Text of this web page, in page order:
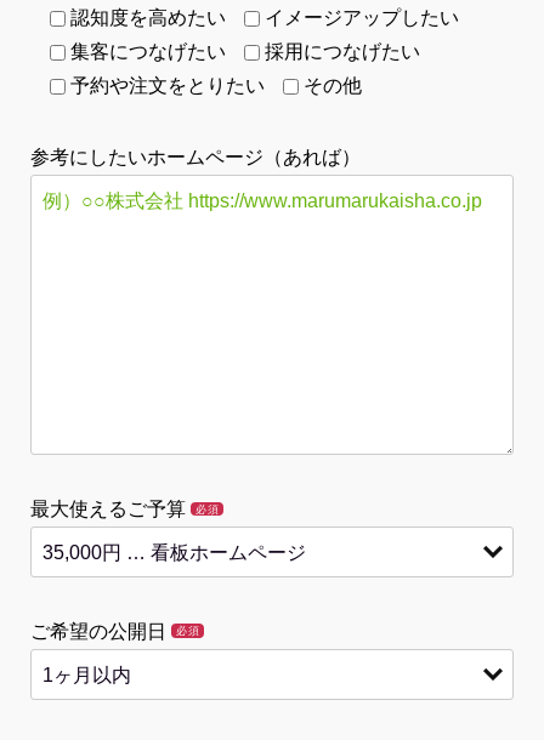
認知度を高めたい
イメージアップしたい
集客につなげたい
採用につなげたい
予約や注文をとりたい
その他
参考にしたいホームページ（あれば）
最大使えるご予算 必須
ご希望の公開日 必須